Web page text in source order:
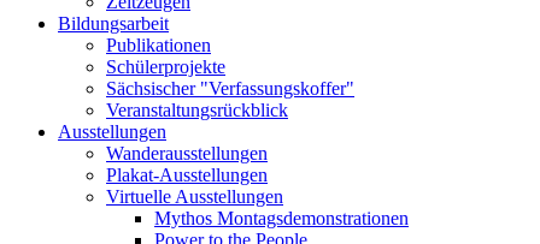
Bildungsarbeit
Publikationen
Schülerprojekte
Sächsischer "Verfassungskoffer"
Veranstaltungsrückblick
Ausstellungen
Wanderausstellungen
Plakat-Ausstellungen
Virtuelle Ausstellungen
Mythos Montagsdemonstrationen
Power to the People